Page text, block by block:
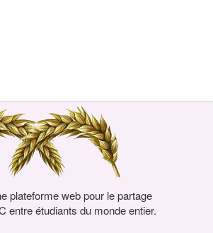
plateforme web pour le partage
entre étudiants du monde entier.